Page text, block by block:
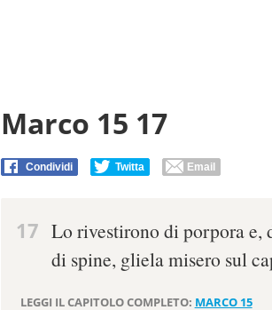
Marco 15 17
Condividi Twitta Email
17 Lo rivestirono di porpora e,
di spine, gliela misero sul
LEGGI IL CAPITOLO COMPLETO: MARCO 15